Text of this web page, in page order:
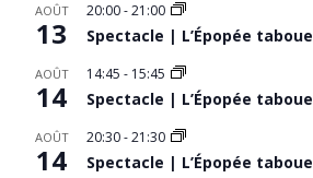
AOÛT
13
20:00-21:00
Spectacle | L’Épopée taboue
AOÛT
14
14:45 - 15:45
Spectacle | L’Épopée taboue
AOÛT
14
20:30-21:30
Spectacle | L’Épopée taboue